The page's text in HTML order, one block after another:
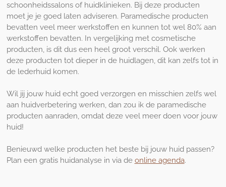
schoonheidssalons of huidklinieken. Bij deze producten
moet je je goed laten adviseren. Paramedische producten
bevatten veel meer werkstoffen en kunnen tot wel 80% aan
werkstoffen bevatten. In vergelijking met cosmetische
producten, is dit dus een heel groot verschil. Ook werken
deze producten tot dieper in de huidlagen, dit kan zelfs tot in
de lederhuid komen.
Wil jij jouw huid echt goed verzorgen en misschien zelfs wel
aan huidverbetering werken, dan zou ik de paramedische
producten aanraden, omdat deze veel meer doen voor jouw
huid!
Benieuwd welke producten het beste bij jouw huid passen?
Plan een gratis huidanalyse in via de online agenda.